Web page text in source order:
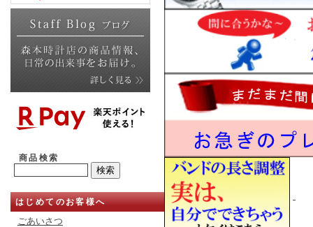
商品検索
はじめてのお客様へ
ごあいさつ